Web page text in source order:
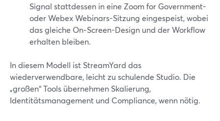
Signal stattdessen in eine Zoom for Government-
oder Webex Webinars-Sitzung eingespeist, wobei
das gleiche On‑Screen-Design und der Workflow
erhalten bleiben.
In diesem Modell ist StreamYard das
wiederverwendbare, leicht zu schulende Studio. Die
„großen“ Tools übernehmen Skalierung,
Identitätsmanagement und Compliance, wenn nötig.